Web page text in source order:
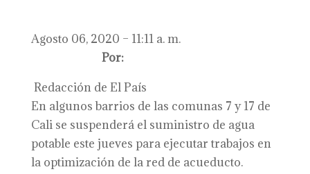
Agosto 06, 2020 – 11:11 a. m.
Por:
Redacción de El País
En algunos barrios de las comunas 7 y 17 de
Cali se suspenderá el suministro de agua
potable este jueves para ejecutar trabajos en
la optimización de la red de acueducto.